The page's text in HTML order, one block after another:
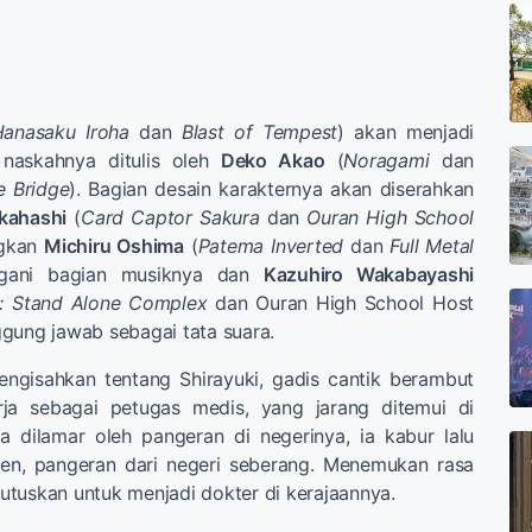
Iroha dan Blast of Tempest) akan menjadi
ditulis oleh Deko Akao (Noragamidan
Bridge). Bagian desain karakternya akan diserahkan
(Card Captor Sakura dan Ouran High School
Michiru Oshima(Patema Inverted dan Full Metal
bagian musiknya dan Kazuhiro Wakabayashi
Stand Alone Complexdan Ouran High School Host
jawab sebagai tata suara.
tentang Shirayuki, gadis cantik berambut
sebagai petugas medis, yang jarang ditemui di
dilamar oleh pangeran di negerinya, ia kabur lalu
pangeran dari negeri seberang. Menemukan rasa
untuk menjadi dokter di kerajaannya.